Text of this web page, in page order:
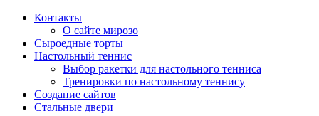
Контакты
О сайте мирозо
Сыроедные торты
Настольный теннис
Выбор ракетки для настольного тенниса
Тренировки по настольному теннису
Создание сайтов
Стальные двери